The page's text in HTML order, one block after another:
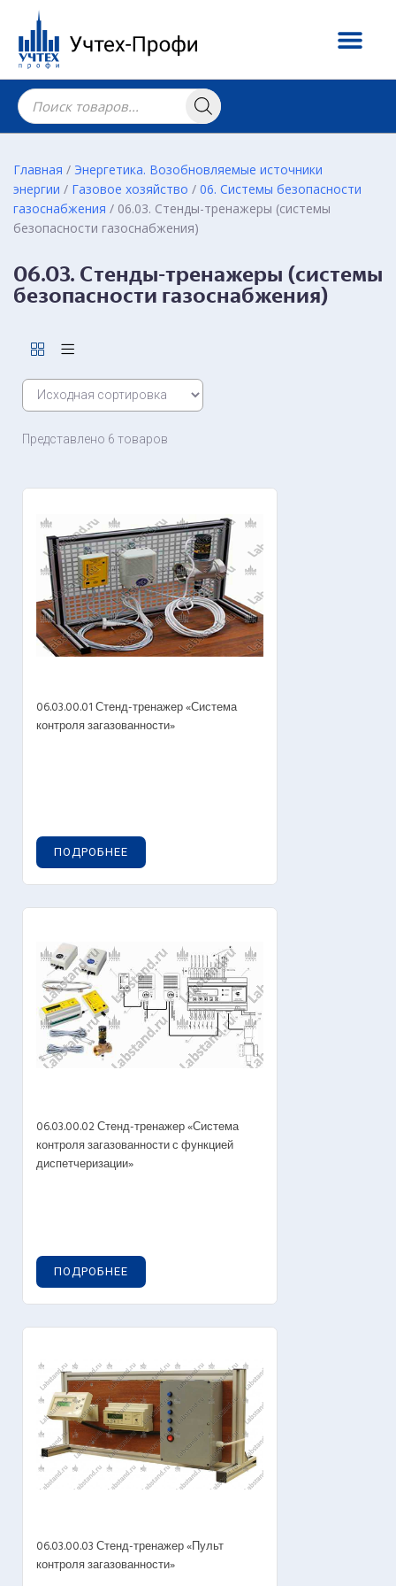
Главная / Энергетика. Возобновляемые источники
энергии / Газовое хозяйство / 06. Системы безопасности
газоснабжения / 06.03. Стенды-тренажеры (системы
безопасности газоснабжения)
06.03. Стенды-тренажеры (системы
безопасности газоснабжения)
Представлено 6 товаров
06.03.00.01 Стенд-тренажер «Система
контроля загазованности»
ПОДРОБНЕЕ
06.03.00.02 Стенд-тренажер «Система
контроля загазованности с функцией
диспетчеризации»
ПОДРОБНЕЕ
06.03.00.03 Стенд-тренажер «Пульт
контроля загазованности»